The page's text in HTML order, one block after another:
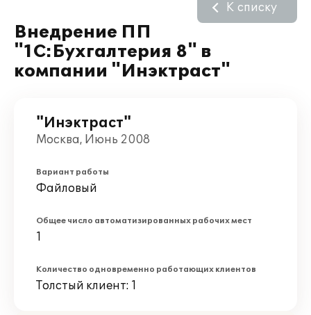
Внедрение ПП
"1С:Бухгалтерия 8" в
компании "Инэктраст"
К списку
"Инэктраст"
Москва, Июнь 2008
Вариант работы
Файловый
Общее число автоматизированных рабочих мест
1
Количество одновременно работающих клиентов
Толстый клиент: 1